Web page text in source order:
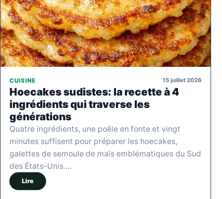
CUISINE 15 juillet 2026
Hoecakes sudistes: la recette à 4
ingrédients qui traverse les
générations
Quatre ingrédients, une poêle en fonte et vingt
minutes suffisent pour préparer les hoecakes,
galettes de semoule de maïs emblématiques du Sud
des États-Unis.…
Lire